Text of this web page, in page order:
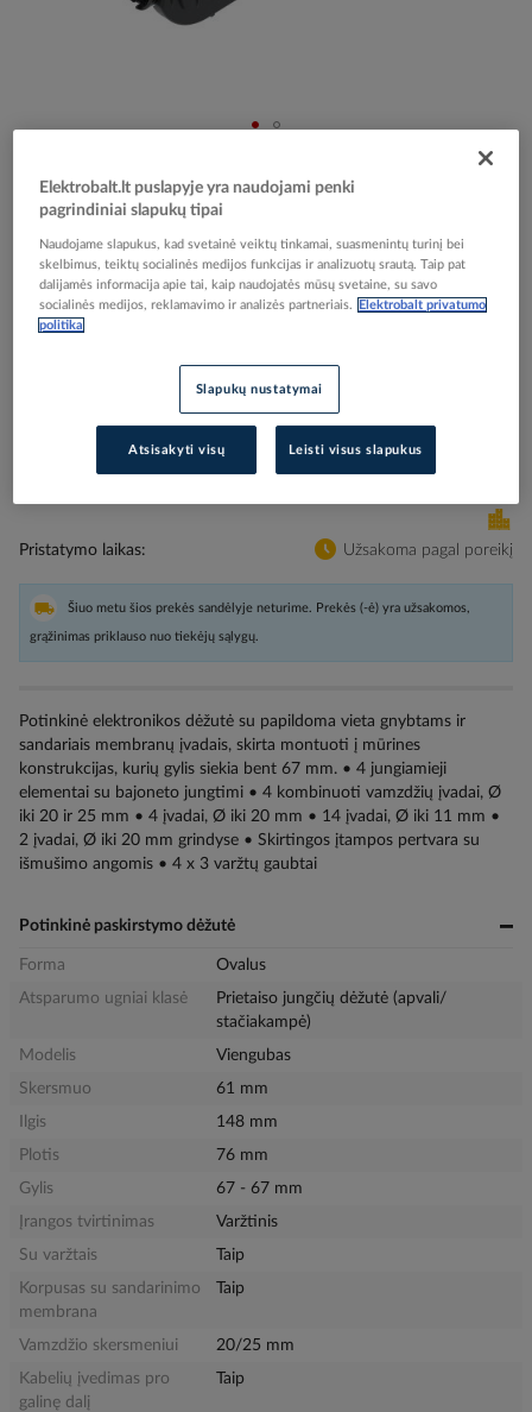
the
images
gallery
Dėžutė p/t [148x76x67mm] elektronikos D61mm su
Elektrobalt prekės kodas
529274
EAN kodas
Prisijunkite, norėdami pamatyti kainas
Įtraukti į palyginimą
Pristatymo laikas Užsakoma pagal poreikį
Šiuo metu šios prekės sandėlyje neturime. Prekės (-ė) yra užsakomos,
grąžinimas priklauso nuo tiekėjų sąlygų.
Potinkinė elektronikos dėžutė su papildoma vieta gnybtams ir
sandariais membranų įvadais, skirta montuoti į mūrines
konstrukcijas, kurių gylis siekia bent 67 mm. • 4 jungiamieji
elementai su bajoneto jungtimi • 4 kombinuoti vamzdžių įvadai, Ø
iki 20 ir 25 mm • 4 įvadai, Ø iki 20 mm • 14 įvadai, Ø iki 11 mm •
2 įvadai, Ø iki 20 mm grindyse • Skirtingos įtampos pertvara su
išmušimo angomis • 4 x 3 varžtų gaubtai
Potinkinė paskirstymo dėžutė
Forma
Ovalus
Atsparumo ugniai klasė
Prietaiso jungčių dėžutė (apvali/
stačiakampė)
Modelis
Viengubas
Skersmuo
61 mm
Ilgis
148 mm
Plotis
76 mm
Gylis
67 - 67 mm
Įrangos tvirtinimas
Varžtinis
Su varžtais
Taip
Korpusas su sandarinimo
membrana
Taip
Vamzdžio skersmeniui
20/25 mm
Kabelių įvedimas pro
galinę dalį
Taip
Elektrobalt.lt puslapyje yra naudojami penki
pagrindiniai slapukų tipai
Naudojame slapukus, kad svetainė veiktų tinkamai, suasmenintų turinį bei
skelbimus, teiktų socialinės medijos funkcijas ir analizuotų srautą. Taip pat
dalijamės informacija apie tai, kaip naudojatės mūsų svetaine, su savo
socialinės medijos, reklamavimo ir analizės partneriais.
Elektrobalt privatumo
politika
Slapukų nustatymai
Atsisakyti visų Leisti visus slapukus